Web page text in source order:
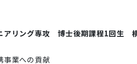
アリング専攻 博士後期課程1回生
業への貢献